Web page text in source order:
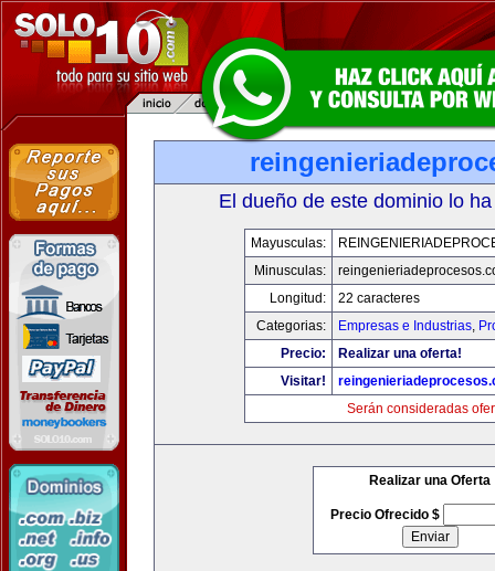
El dueño de este dominio lo
Mayusculas:
Minusculas:
Longitud:
22 caracteres
Categorias:
Empresas e Industrias,
Precio:
Realizar una oferta!
Visitar!
Serán consideradas
Realizar una Oferta
Precio Ofrecido $